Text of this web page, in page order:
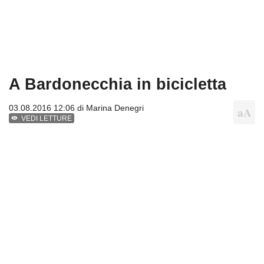
A Bardonecchia in bicicletta
03.08.2016 12:06 di Marina Denegri
VEDI LETTURE